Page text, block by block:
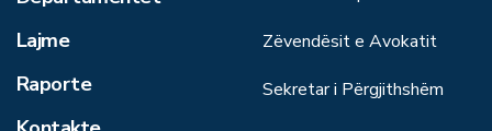
Lajme
Raporte
Zëvendësit e Avokatit
Sekretar i Përgjithshëm